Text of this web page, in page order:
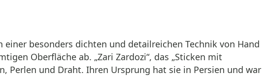
besonders dichten und detailreichen Technik von Hand
Oberfläche ab. „Zari Zardozi“, das „Sticken mit
Perlen und Draht. Ihren Ursprung hat sie in Persien und war